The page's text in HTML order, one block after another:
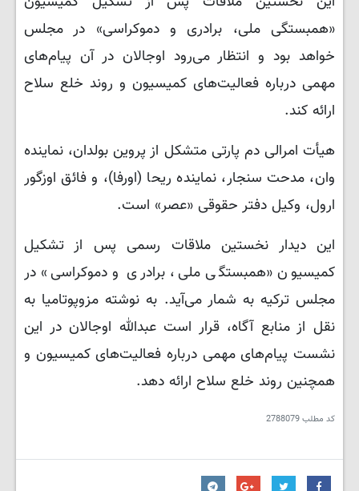
«همبستگی ملی، برادری و دموکراسی» در مجلس
خواهد بود و انتظار می‌رود اوجالان در آن پیام‌های
مهمی درباره فعالیت‌های کمیسیون و روند خلع سلاح
ارائه کند.
هیأت امرالی دم پارتی متشکل از پروین بولدان، نماینده
وان، مدحت سنجار، نماینده ریحا (اورفا)، و فائق اوزگور
ارول، وکیل دفتر حقوقی «عصر» است.
این دیدار نخستین ملاقات رسمی پس از تشکیل
کمیسیون «همبستگی ملی، برادری و دموکراسی» در
مجلس ترکیه به شمار می‌آید. به نوشته مزوپوتامیا به
نقل از منابع آگاه، قرار است عبدالله اوجالان در این
نشست پیام‌های مهمی درباره فعالیت‌های کمیسیون و
همچنین روند خلع سلاح ارائه دهد.
کد مطلب2788079